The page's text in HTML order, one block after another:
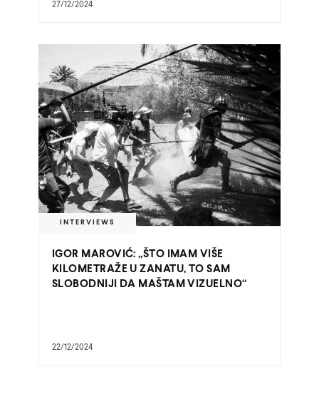
27/12/2024
INTERVIEWS
IGOR MAROVIĆ: „ŠTO IMAM VIŠE
KILOMETRAŽE U ZANATU, TO SAM
SLOBODNIJI DA MAŠTAM VIZUELNO“
22/12/2024